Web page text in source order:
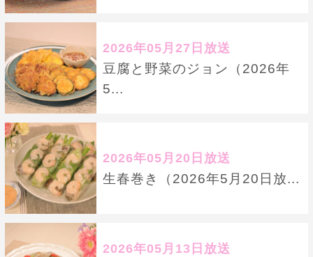
2026年05月27日放送
豆腐と野菜のジョン（2026年
5...
2026年05月20日放送
生春巻き（2026年5月20日放...
2026年05月13日放送